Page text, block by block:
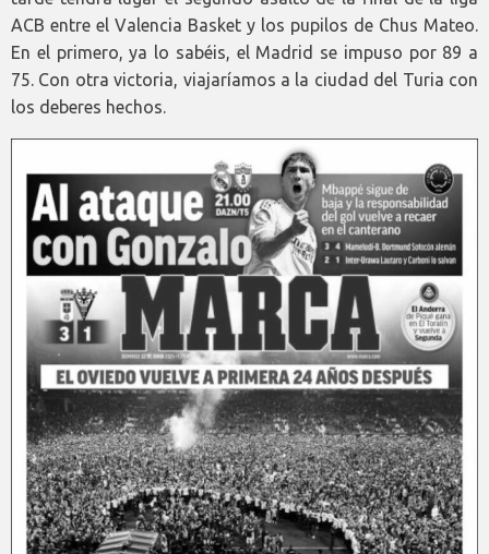
ACB entre el Valencia Basket y los pupilos de Chus Mateo.
En el primero, ya lo sabéis, el Madrid se impuso por 89 a
75. Con otra victoria, viajaríamos a la ciudad del Turia con
los deberes hechos.